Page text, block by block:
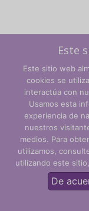
© CLARITY
Este
Este sitio web
cookies se
interactúa con
Usamos esta
experiencia de
nuestros
medios. Para
utilizamos,
utilizando este
De